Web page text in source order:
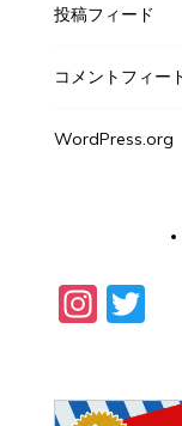
投稿フィード
コメントフィー
WordPress.org